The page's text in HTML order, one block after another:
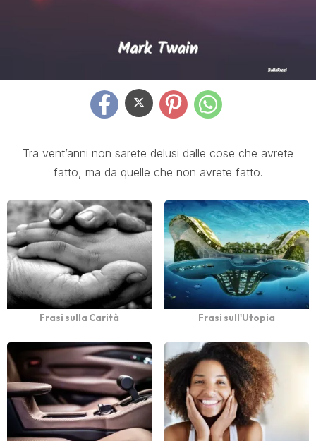
Tra vent’anni non sarete delusi dalle cose che avrete
fatto, ma da quelle che non avrete fatto.
Frasi sulla Carità Frasi sull'Utopia